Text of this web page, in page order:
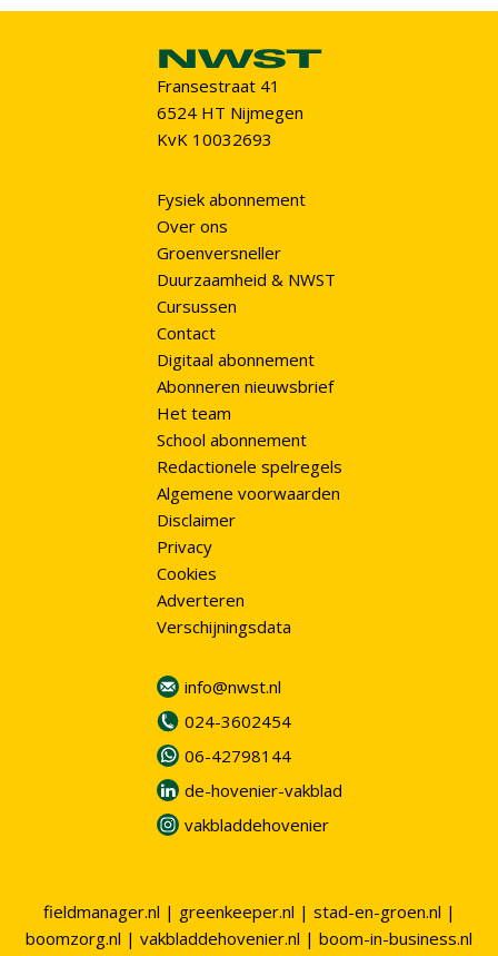
Fransestraat 41
6524 HT Nijmegen
KvK 10032693
Fysiek abonnement
Over ons
Groenversneller
Duurzaamheid & NWST
Cursussen
Contact
Digitaal abonnement
Abonneren nieuwsbrief
Het team
School abonnement
Redactionele spelregels
Algemene voorwaarden
Disclaimer
Privacy
Cookies
Adverteren
Verschijningsdata
info@nwst.nl
024-3602454
06-42798144
de-hovenier-vakblad
vakbladdehovenier
fieldmanager.nl | greenkeeper.nl | stad-en-groen.nl |
boomzorg.nl | vakbladdehovenier.nl | boom-in-business.nl